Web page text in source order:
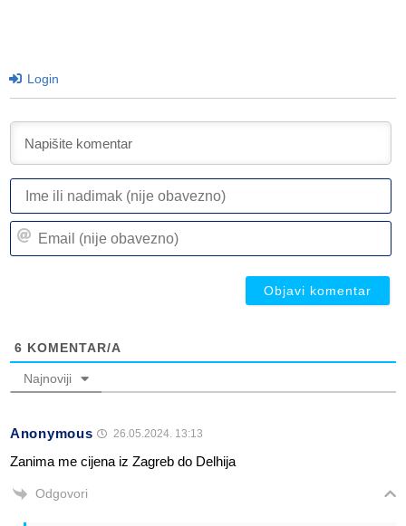
Login
6 KOMENTAR/A
Najnoviji
Anonymous 26.05.2024. 13:13
Zanima me cijena iz Zagreb do Delhija
Odgovori